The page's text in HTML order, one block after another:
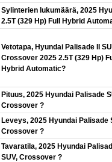
Sylinterien lukumäärä, 2025
2.5T (329 Hp) Full Hybrid
Vetotapa, Hyundai Palisade II
Crossover 2025 2.5T (329 Hp)
Hybrid Automatic?
Pituus, 2025 Hyundai Palisade
Crossover ?
Leveys, 2025 Hyundai Palisade
Crossover ?
Tavaratila, 2025 Hyundai
SUV, Crossover ?